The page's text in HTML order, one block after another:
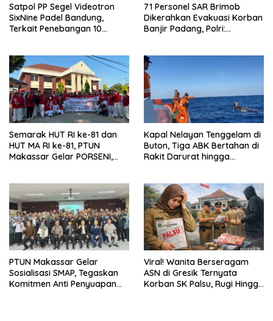
Satpol PP Segel Videotron
SixNine Padel Bandung,
Terkait Penebangan 10
71 Personel SAR Brimob
Dikerahkan Evakuasi Korban
Banjir Padang, Polri:
Semarak HUT RI ke-81 dan
HUT MA RI ke-81, PTUN
Makassar Gelar PORSENI,
Kapal Nelayan Tenggelam di
Buton, Tiga ABK Bertahan di
Rakit Darurat hingga
PTUN Makassar Gelar
Sosialisasi SMAP, Tegaskan
Komitmen Anti Penyuapan
Viral! Wanita Berseragam
ASN di Gresik Ternyata
Korban SK Palsu, Rugi Hingga